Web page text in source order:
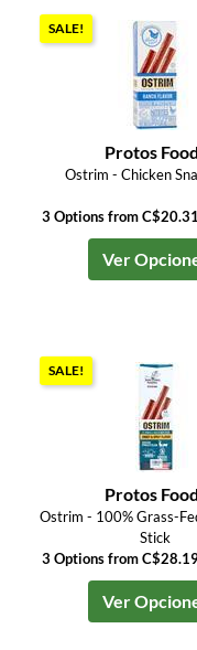
SALE!
Protos
Ostrim - Chicken
3 Options from
Ver
SALE!
Protos
Ostrim - 100% Grass-
Stick
3 Options from
Ver